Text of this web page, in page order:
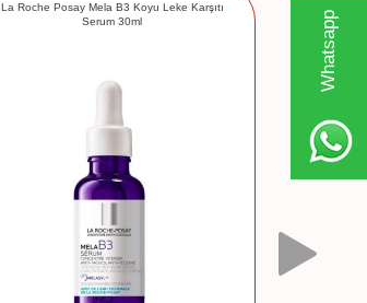
W
h
t
s
a
p
p
D
e
s
e
H
a
t
t
La Roche Posay Mela B3 Koyu Leke Karşıtı
Serum 30ml
10